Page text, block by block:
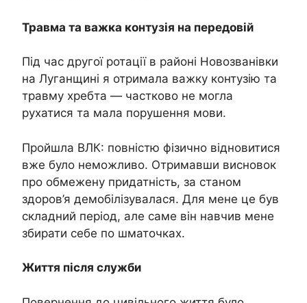
Травма та важка контузія на передовій
Під час другої ротації в районі Новозванівки
на Луганщині я отримала важку контузію та
травму хребта — частково не могла
рухатися та мала порушення мови.
Пройшла ВЛК: повністю фізично відновитися
вже було неможливо. Отримавши висновок
про обмежену придатність, за станом
здоров’я демобілізувалася. Для мене це був
складний період, але саме він навчив мене
збирати себе по шматочках.
Життя після служби